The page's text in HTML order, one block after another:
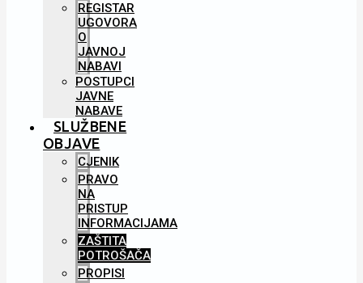
REGISTAR
UGOVORA
O
JAVNOJ
NABAVI
POSTUPCI
JAVNE
NABAVE
SLUŽBENE
OBJAVE
CJENIK
PRAVO
NA
PRISTUP
INFORMACIJAMA
ZAŠTITA
POTROŠAČA
PROPISI